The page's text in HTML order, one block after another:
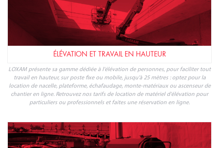
INSTALLATIONS PROVISOIRES ET SÉCURITÉ
Pour organiser au mieux la vie de chantier, il est essentiel de mettre en place
tous les équipements nécessaires : éclairage, alimentation électrique,
signalisation, conteneur de stockage, base-vie, chauffage et climatisation de
chantier, clôtures mobiles